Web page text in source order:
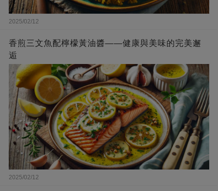
2025/02/12
香煎三文魚配檸檬黃油醬——健康與美味的完美邂
逅
2025/02/12